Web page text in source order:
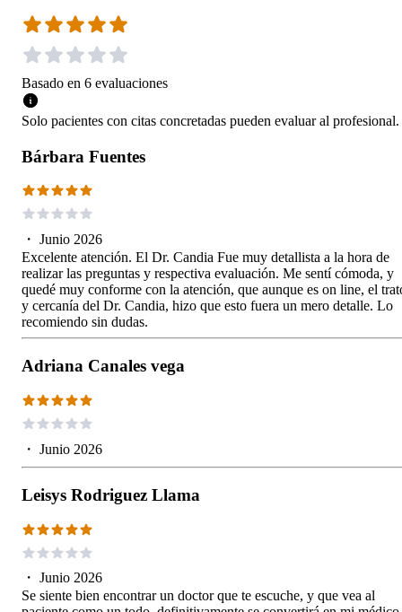
Basado en 6 evaluaciones
Solo pacientes con citas concretadas pueden evaluar al profesional.
Bárbara Fuentes
・ Junio 2026
Excelente atención. El Dr. Candia Fue muy detallista a la hora de
realizar las preguntas y respectiva evaluación. Me sentí cómoda, y
quedé muy conforme con la atención, que aunque es on line, el
y cercanía del Dr. Candia, hizo que esto fuera un mero detalle. Lo
recomiendo sin dudas.
Adriana Canales vega
・ Junio 2026
Leisys Rodriguez Llama
・ Junio 2026
Se siente bien encontrar un doctor que te escuche, y que vea al